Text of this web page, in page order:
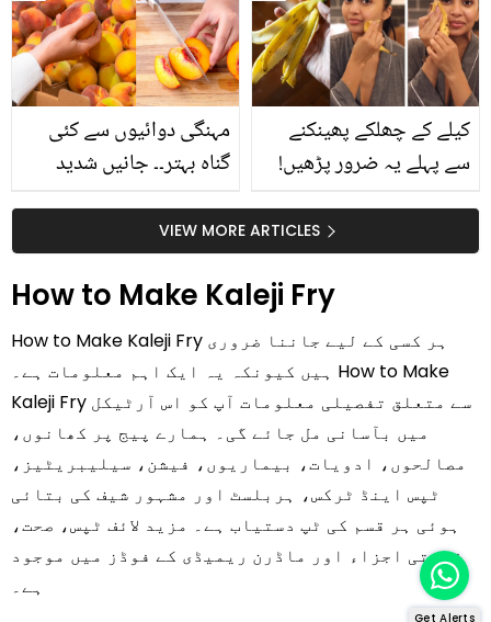
حقیقت کیا ہے اور افواہ
کیا؟
مہنگی دوائیوں سے کئی
گناہ بہتر۔۔ جانیں شدید
کیوں کھانا چاہیے؟
کیلے کے چھلکے پھینکنے
سے پہلے یہ ضرور پڑھیں!
سستا اور قدرتی حلVIEW MORE ARTICLES
How to Make Kaleji Fry
How to Make Kaleji Fry ہر کسی کے لیے جاننا ضروری
ہیں کیونکہ یہ ایک اہم معلومات ہے۔ How to Make
Kaleji Fry سے متعلق تفصیلی معلومات آپ کو اس آرٹیکل
میں بآسانی مل جائے گی۔ ہمارے پیج پر کھانوں،
مصالحوں، ادویات، بیماریوں، فیشن، سیلیبریٹیز،
ٹپس اینڈ ٹرکس، ہربلسٹ اور مشہور شیف کی بتائی
ہوئی ہر قسم کی ٹپ دستیاب ہے۔ مزید لائف ٹپس، صحت،
قدرتی اجزاء اور ماڈرن ریمیڈی کے فوڈز میں موجود
ہے۔
Get Alerts